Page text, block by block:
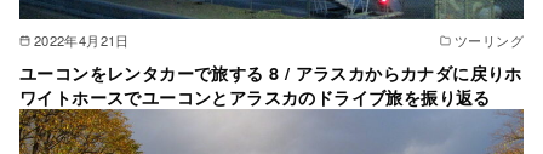
2022年4月21日 ツーリング
ユーコンをレンタカーで旅する 8 / アラスカからカナダに戻りホ
ワイトホースでユーコンとアラスカのドライブ旅を振り返る